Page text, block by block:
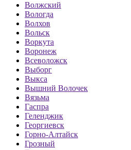
Волжский
Вологда
Волхов
Вольск
Воркута
Воронеж
Всеволожск
Выборг
Выкса
Вышний Волочек
Вязьма
Гаспра
Геленджик
Георгиевск
Горно-Алтайск
Грозный